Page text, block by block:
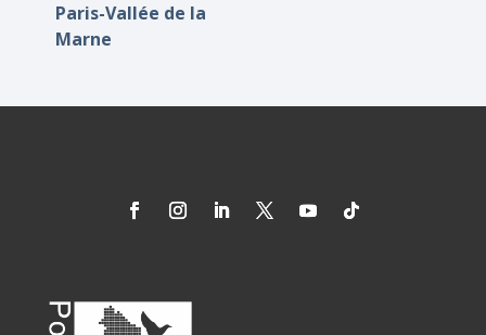
Paris-Vallée de la
Marne